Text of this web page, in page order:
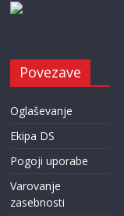
Povezave
Oglaševanje
Ekipa DS
Pogoji uporabe
Varovanje
zasebnosti